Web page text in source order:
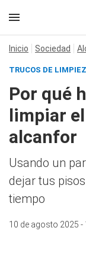
Inicio Sociedad
TRUCOS DE
Por qué
limpiar
alcanfor
Usando un
dejar tus
tiempo
10 de agosto 2025 -